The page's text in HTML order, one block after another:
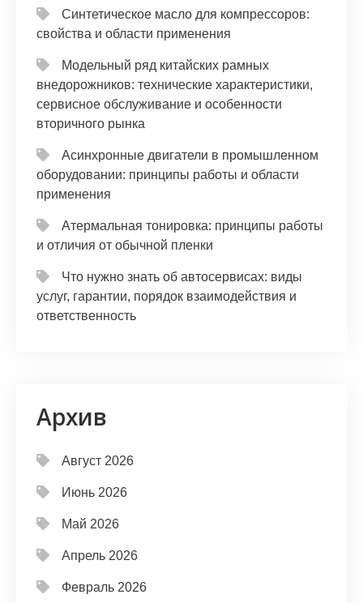
Синтетическое масло для компрессоров:
свойства и области применения
Модельный ряд китайских рамных
внедорожников: технические характеристики,
сервисное обслуживание и особенности
вторичного рынка
Асинхронные двигатели в промышленном
оборудовании: принципы работы и области
применения
Атермальная тонировка: принципы работы
и отличия от обычной пленки
Что нужно знать об автосервисах: виды
услуг, гарантии, порядок взаимодействия и
ответственность
Архив
Август 2026
Июнь 2026
Май 2026
Апрель 2026
Февраль 2026